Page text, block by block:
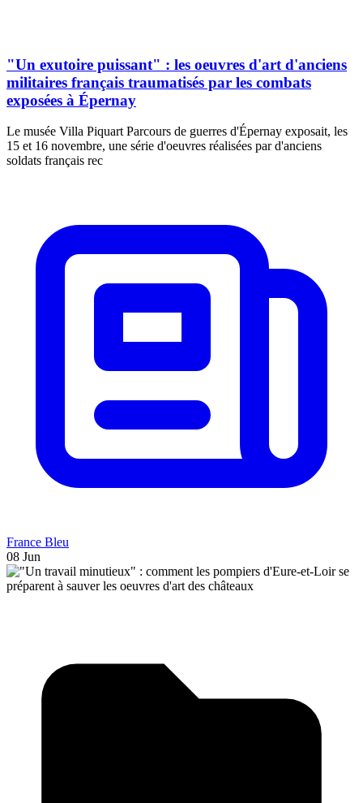
"Un exutoire puissant" : les oeuvres d'art d'anciens
militaires français traumatisés par les combats
exposées à Épernay
Le musée Villa Piquart Parcours de guerres d'Épernay exposait, les
15 et 16 novembre, une série d'oeuvres réalisées par d'anciens
soldats français rec
France Bleu
08 Jun